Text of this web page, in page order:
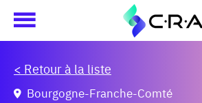
< Retour à la liste
Bourgogne-Franche-Comté